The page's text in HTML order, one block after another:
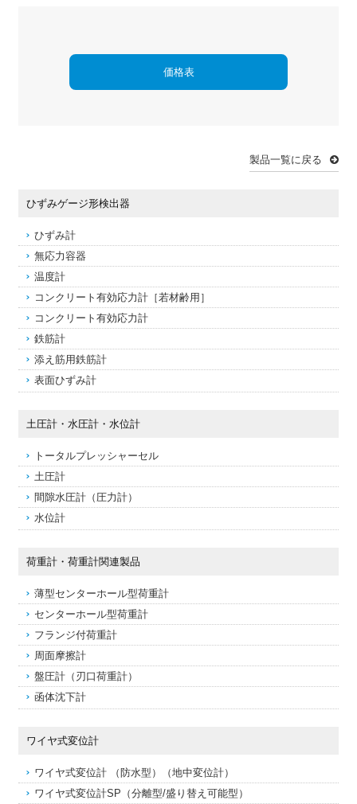
価格表
製品一覧に戻る
ひずみゲージ形検出器
ひずみ計
無応力容器
温度計
コンクリート有効応力計［若材齢用］
コンクリート有効応力計
鉄筋計
添え筋用鉄筋計
表面ひずみ計
土圧計・水圧計・水位計
トータルプレッシャーセル
土圧計
間隙水圧計（圧力計）
水位計
荷重計・荷重計関連製品
薄型センターホール型荷重計
センターホール型荷重計
フランジ付荷重計
周面摩擦計
盤圧計（刃口荷重計）
函体沈下計
ワイヤ式変位計
ワイヤ式変位計 （防水型）（地中変位計）
ワイヤ式変位計SP（分離型/盛り替え可能型）